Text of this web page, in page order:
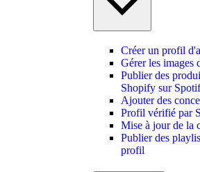
Créer un profil
Gérer les images
Publier des
Shopify sur
Ajouter des
Profil vérifié par
Mise à jour de la
Publier des
profil